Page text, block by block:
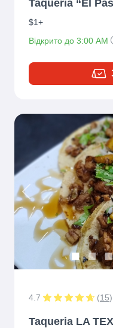
Taqueria “El
$1+
Відкрито до 3:00 AM
Previous
4.7 (15)
Taqueria LA